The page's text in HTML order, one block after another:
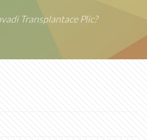
Transplantace Plic?